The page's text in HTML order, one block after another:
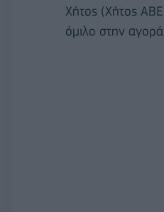
Χήτος (Χήτος
όμιλο στην